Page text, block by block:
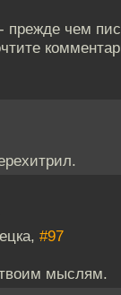
прежде чем
#97
твоим мыслям.